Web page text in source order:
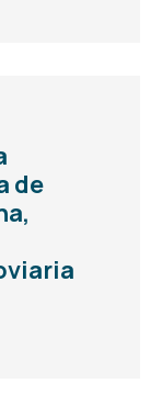
de